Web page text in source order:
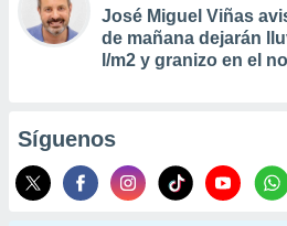
José Miguel Viñas
de mañana dejarán
l/m2 y granizo en el
Síguenos